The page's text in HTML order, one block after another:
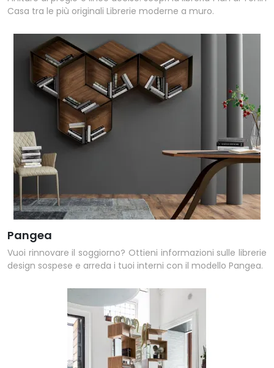
Casa tra le più originali Librerie moderne a muro.
Pangea
Vuoi rinnovare il soggiorno? Ottieni informazioni sulle librerie
design sospese e arreda i tuoi interni con il modello Pangea.